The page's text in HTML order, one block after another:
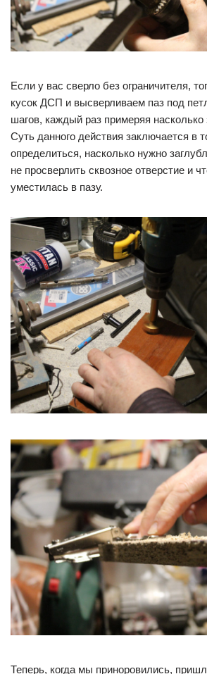
Если у вас сверло без ограничителя,
кусок ДСП и высверливаем паз под
шагов, каждый раз примеряя насколько
Суть данного действия заключается в
определиться, насколько нужно
не просверлить сквозное отверстие и
уместилась в пазу.
Теперь, когда мы приноровились,